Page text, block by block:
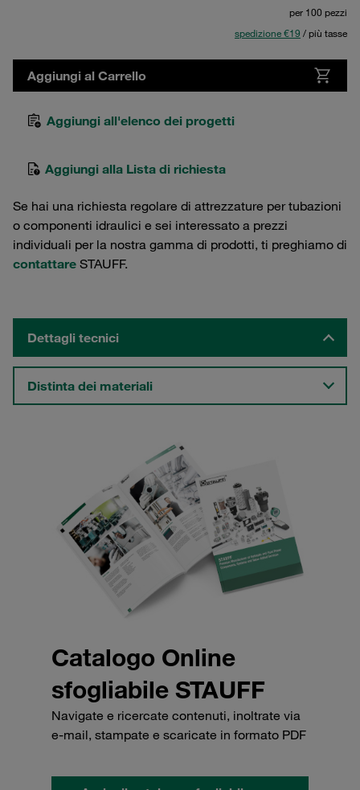
per 100 pezzi
spedizione €19 / più tasse
Aggiungi al Carrello
Aggiungi all'elenco dei progetti
Aggiungi alla Lista di richiesta
Se hai una richiesta regolare di attrezzature per tubazioni
o componenti idraulici e sei interessato a prezzi
individuali per la nostra gamma di prodotti, ti preghiamo di
contattare STAUFF.
Dettagli tecnici
Distinta dei materiali
Catalogo Online
sfogliabile STAUFF
Navigate e ricercate contenuti, inoltrate via
e-mail, stampate e scaricate in formato PDF